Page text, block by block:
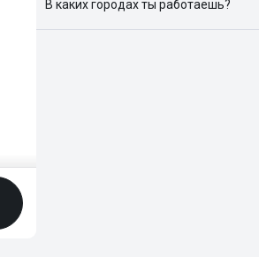
В каких городах ты работаешь?